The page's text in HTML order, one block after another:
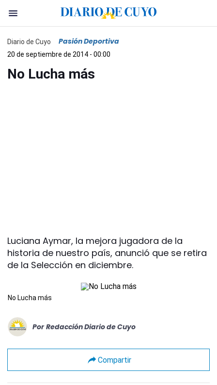
Diario de Cuyo Pasión Deportiva
20 de septiembre de 2014 - 00:00
No Lucha más
Luciana Aymar, la mejora jugadora de la
historia de nuestro país, anunció que se retira
de la Selección en diciembre.
No Lucha más
Por Redacción Diario de Cuyo
Compartir